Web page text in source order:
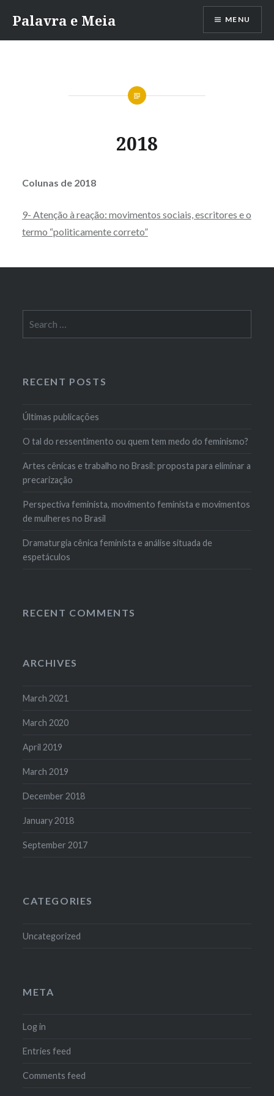
content
Palavra e Meia MENU
2018
Colunas de 2018
9- Atenção à reação: movimentos sociais, escritores e o
termo “politicamente correto”
for:
RECENT POSTS
Últimas publicações
O tal do ressentimento ou quem tem medo do feminismo?
Artes cênicas e trabalho no Brasil: proposta para eliminar a
precarização
Perspectiva feminista, movimento feminista e movimentos
de mulheres no Brasil
Dramaturgia cênica feminista e análise situada de
espetáculos
RECENT COMMENTS
ARCHIVES
March 2021
March 2020
April 2019
March 2019
December 2018
January 2018
September 2017
CATEGORIES
Uncategorized
META
Log in
Entries feed
Comments feed